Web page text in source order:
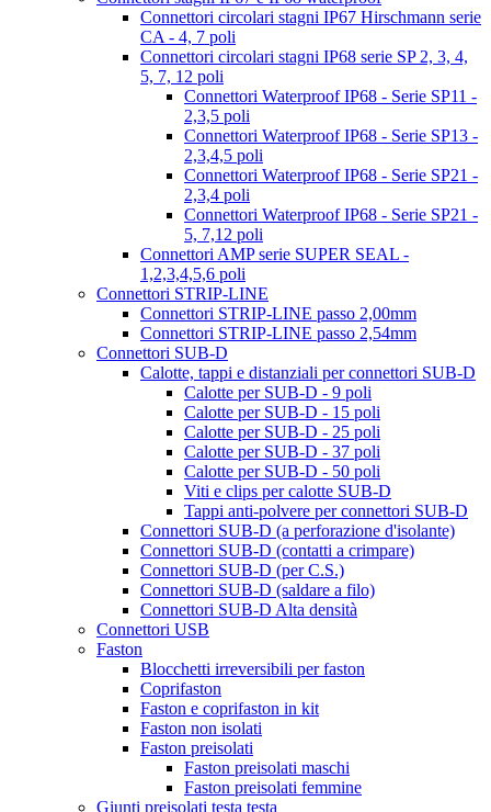
Connettori circolari stagni IP67 Hirschmann serie
CA - 4, 7 poli
Connettori circolari stagni IP68 serie SP 2, 3, 4,
5, 7, 12 poli
Connettori Waterproof IP68 - Serie SP11 -
2,3,5 poli
Connettori Waterproof IP68 - Serie SP13 -
2,3,4,5 poli
Connettori Waterproof IP68 - Serie SP21 -
2,3,4 poli
Connettori Waterproof IP68 - Serie SP21 -
5, 7,12 poli
Connettori AMP serie SUPER SEAL -
1,2,3,4,5,6 poli
Connettori STRIP-LINE
Connettori STRIP-LINE passo 2,00mm
Connettori STRIP-LINE passo 2,54mm
Connettori SUB-D
Calotte, tappi e distanziali per connettori SUB-D
Calotte per SUB-D - 9 poli
Calotte per SUB-D - 15 poli
Calotte per SUB-D - 25 poli
Calotte per SUB-D - 37 poli
Calotte per SUB-D - 50 poli
Viti e clips per calotte SUB-D
Tappi anti-polvere per connettori SUB-D
Connettori SUB-D (a perforazione d'isolante)
Connettori SUB-D (contatti a crimpare)
Connettori SUB-D (per C.S.)
Connettori SUB-D (saldare a filo)
Connettori SUB-D Alta densità
Connettori USB
Faston
Blocchetti irreversibili per faston
Coprifaston
Faston e coprifaston in kit
Faston non isolati
Faston preisolati
Faston preisolati maschi
Faston preisolati femmine
Giunti preisolati testa testa